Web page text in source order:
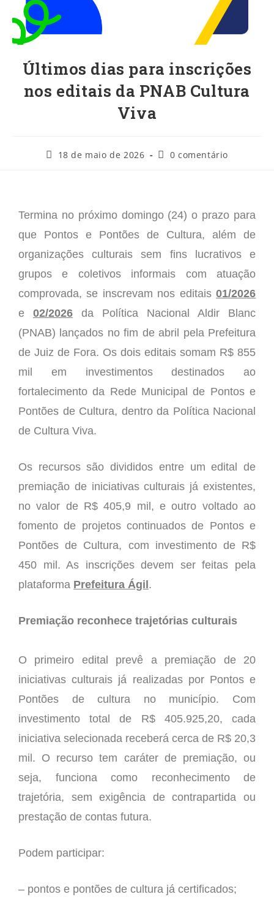
Ú​ltimos dias para inscrições
nos editais da PNAB Cultura
Viva
18 de maio de 2026 0 comentário
Termina no próximo domingo (24) o prazo para
que Pontos e Pontões de Cultura, além de
organizações culturais sem fins lucrativos e
grupos e coletivos informais com atuação
comprovada, se inscrevam nos editais01/2026
e 02/2026 da Política Nacional Aldir Blanc
(PNAB) lançados no fim de abril pela Prefeitura
de Juiz de Fora. Os dois editais somam R$ 855
mil em investimentos destinados ao
fortalecimento da Rede Municipal de Pontos e
Pontões de Cultura, dentro da Política Nacional
de Cultura Viva.
Os recursos são divididos entre um edital de
premiação de iniciativas culturais já existentes,
no valor de R$ 405,9 mil, e outro voltado ao
fomento de projetos continuados de Pontos e
Pontões de Cultura, com investimento de R$
450 mil. As inscrições devem ser feitas pela
plataforma Prefeitura Ágil.
Premiação reconhece trajetórias culturais
O primeiro edital prevê a premiação de 20
iniciativas culturais já realizadas por Pontos e
Pontões de cultura no município.
Com
investimento total de R$ 405.925,20, cada
iniciativa selecionada receberá cerca de R$ 20,3
mil. O recurso tem caráter de premiação, ou
seja, funciona como reconhecimento de
trajetória, sem exigência de contrapartida ou
prestação de contas futura.
Podem participar:
– pontos e pontões de cultura já certificados;